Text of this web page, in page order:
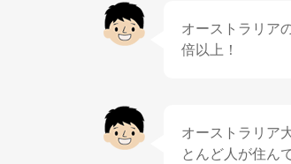
オーストラリア
倍以上 ！
オーストラリア
とんど 人 が住ん